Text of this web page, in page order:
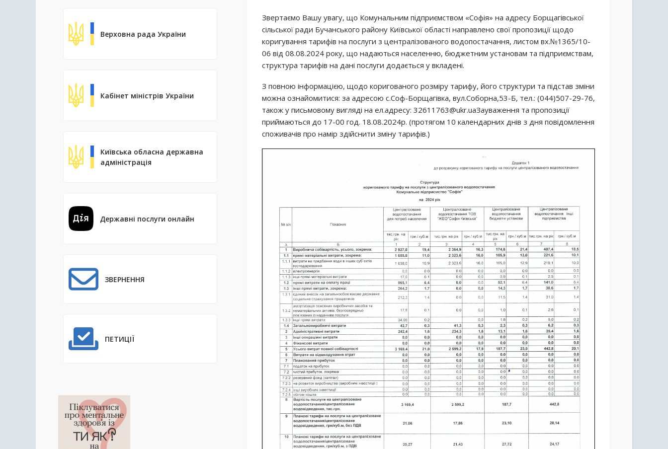
Звертаємо Вашу увагу, що Комунальним підприємством «Софія» на адресу Борщагівської
сільської ради Бучанського району Київської області направлено свої пропозиції щодо
коригування тарифів на послуги з централізованого водопостачання, листом вх.№1365/10-
06 від 08.08.2024 року, що надаються населенню, бюджетним установам та підприємствам,
структура тарифів на дані послуги додається у вкладені.
З повною інформацією, щодо коригованого розміру тарифу, його структури та підстав зміни
можна ознайомитися: за адресою с.Соф-Борщагівка, вул.Соборна,53-Б, тел.: (044)507-29-76,
також у письмовому вигляді на ел.адресу: 32611763@ukr.uaЗауваження та пропозиції
приймаються до 17-00 год. 18.08.2024р. (протягом 10 календарних днів з дня повідомлення
споживачів про намір здійснити зміну тарифів.)
Верховна рада України
Кабінет міністрів України
Київська обласна державна
адміністрація
Державні послуги онлайн
ЗВЕРНЕННЯ
ПЕТИЦІЇ